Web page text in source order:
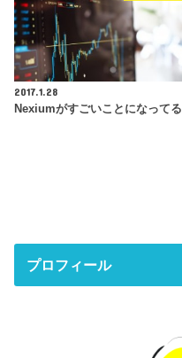
2017.1.28
Nexiumがすごいことになってる
プロフィール